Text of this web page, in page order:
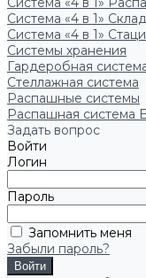
Система «4 в 1»
Система «4 в 1»
Системы хранения
Гардеробная
Стеллажная система
Распашные системы
Распашная система
Задать вопрос
Войти
Логин
Пароль
Запомнить меня
Забыли пароль?